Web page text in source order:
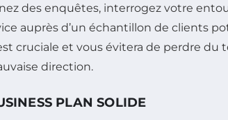
des enquêtes, interrogez votre
auprès d’un échantillon de clients
cruciale et vous évitera de perdre du
direction.
PLAN SOLIDE